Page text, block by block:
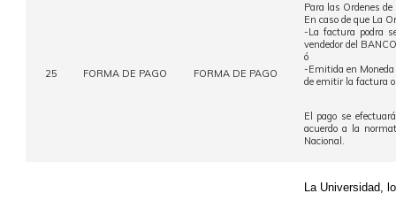
25 FORMA DE PAGO FORMA DE PAGO
Para las Ordenes
En caso de que La
-La factura podra
vendedor del
ó
-Emitida en
de emitir la factura
El pago se
acuerdo a la
Nacional.
La Universidad,